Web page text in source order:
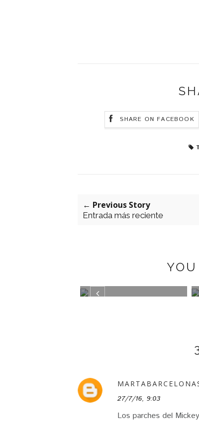
SHARE ON FACEBOOK
← Previous Story
Entrada más reciente
27/7/16, 9:03
Los parches del